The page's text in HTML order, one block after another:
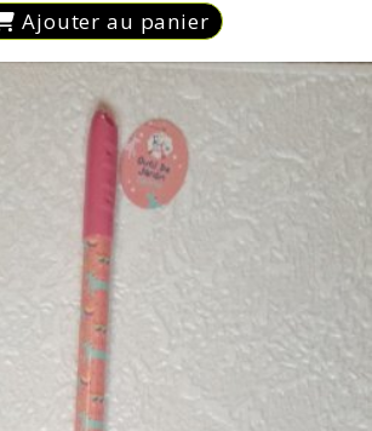
Ajouter au panier